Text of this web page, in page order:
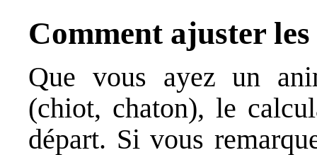
Comment ajuster
Que vous ayez un
(chiot, chaton), le
départ. Si vous